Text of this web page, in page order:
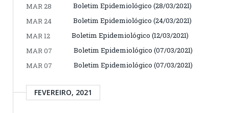
MAR 28
Boletim Epidemiológico (28/03/2021)
MAR 24
Boletim Epidemiológico (24/03/2021)
MAR 12
Boletim Epidemiológico (12/03/2021)
MAR 07
Boletim Epidemiológico (07/03/2021)
MAR 07
Boletim Epidemiológico (07/03/2021)
FEVEREIRO, 2021